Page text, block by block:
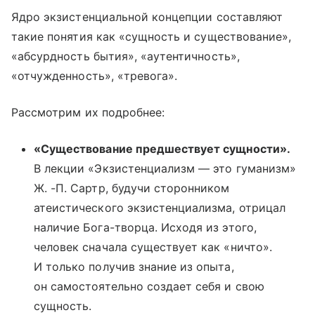
Ядро экзистенциальной концепции составляют
такие понятия как «сущность и существование»,
«абсурдность бытия», «аутентичность»,
«отчужденность», «тревога».
Рассмотрим их подробнее:
«Существование предшествует сущности».
В лекции «Экзистенциализм — это гуманизм»
Ж. -П. Сартр, будучи сторонником
атеистического экзистенциализма, отрицал
наличие Бога-творца. Исходя из этого,
человек сначала существует как «ничто».
И только получив знание из опыта,
он самостоятельно создает себя и свою
сущность.